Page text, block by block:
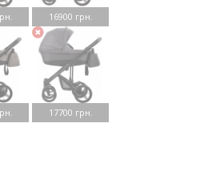
16900 грн.
17700 грн.